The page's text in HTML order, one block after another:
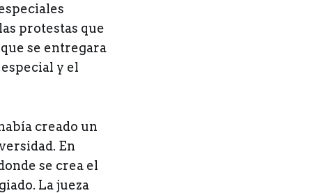
protestas que
se entregara
y el
creado un
En
se crea el
La jueza